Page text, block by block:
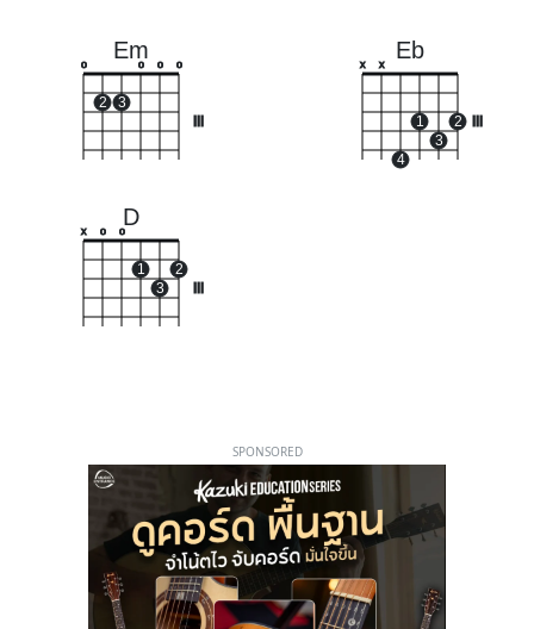
Em
o
2 3
o o o
Eb
x x
4
1
3
2
D
x o o
1
3
2
SPONSORED